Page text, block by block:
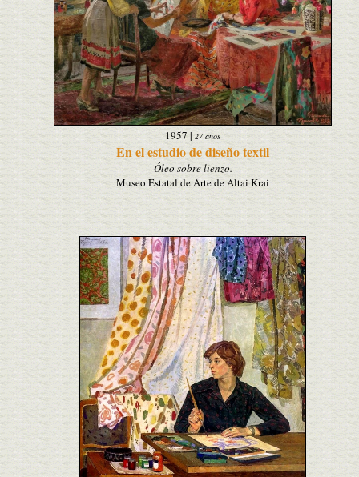
1957 | 27 años
En el estudio de diseño textil
Óleo sobre lienzo.
Museo Estatal de Arte de Altai Krai